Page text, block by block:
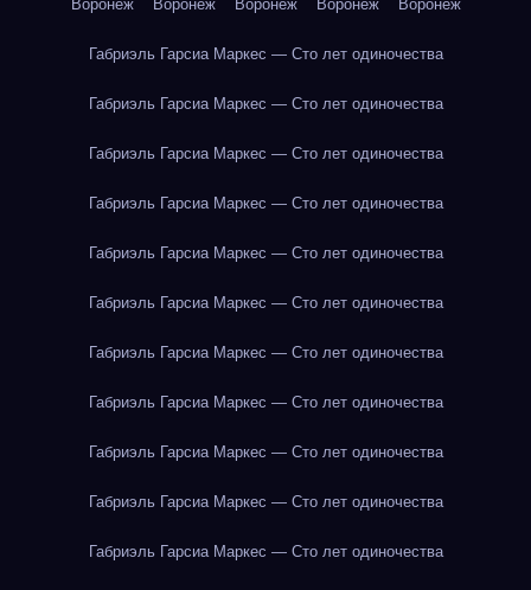
Воронеж Воронеж Воронеж Воронеж Воронеж
Габриэль Гарсиа Маркес — Сто лет одиночества
Габриэль Гарсиа Маркес — Сто лет одиночества
Габриэль Гарсиа Маркес — Сто лет одиночества
Габриэль Гарсиа Маркес — Сто лет одиночества
Габриэль Гарсиа Маркес — Сто лет одиночества
Габриэль Гарсиа Маркес — Сто лет одиночества
Габриэль Гарсиа Маркес — Сто лет одиночества
Габриэль Гарсиа Маркес — Сто лет одиночества
Габриэль Гарсиа Маркес — Сто лет одиночества
Габриэль Гарсиа Маркес — Сто лет одиночества
Габриэль Гарсиа Маркес — Сто лет одиночества